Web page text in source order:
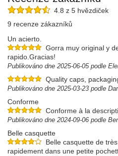
4.8 z 5 hvězdiček
9 recenze zákazníků
Un acierto.
Gorra muy original y
rapido.Gracias!
Publikováno dne 2025-06-05 podle
Quality caps,
Publikováno dne 2025-03-23 podle
Conforme
Conforme à la
Publikováno dne 2024-09-06 podle
Belle casquette
Belle casquette de
rapidement dans une petite